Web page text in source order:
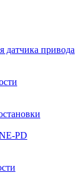
датчика привода
PD